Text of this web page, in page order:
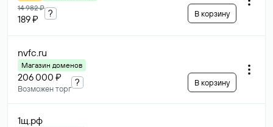
14 982 ₽
189 ₽
? В корзину
nvfc.ru
Магазин доменов
206 000 ₽
Возможен торг
? В корзину
1щ.рф